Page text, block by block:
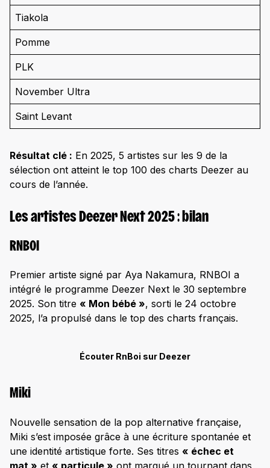
Tiakola
Pomme
PLK
November Ultra
Saint Levant
Résultat clé : En 2025, 5 artistes sur les 9 de la
sélection ont atteint le top 100 des charts Deezer au
cours de l’année.
Les artistes Deezer Next 2025 : bilan
RNBOI
Premier artiste signé par Aya Nakamura, RNBOI a
intégré le programme Deezer Next le 30 septembre
2025. Son titre « Mon bébé », sorti le 24 octobre
2025, l’a propulsé dans le top des charts français.
Écouter RnBoi sur Deezer
Miki
Nouvelle sensation de la pop alternative française,
Miki s’est imposée grâce à une écriture spontanée et
une identité artistique forte. Ses titres « échec et
mat » et « particule » ont marqué un tournant dans